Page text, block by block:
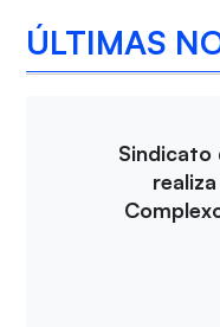
ÚLTIMAS
Sindicato